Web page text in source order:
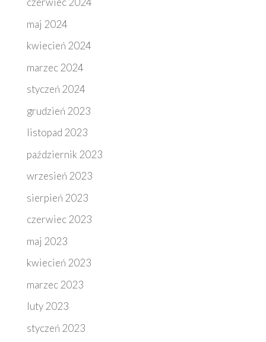
maj 2024
kwiecień 2024
marzec 2024
styczeń 2024
grudzień 2023
listopad 2023
październik 2023
wrzesień 2023
sierpień 2023
czerwiec 2023
maj 2023
kwiecień 2023
marzec 2023
luty 2023
styczeń 2023